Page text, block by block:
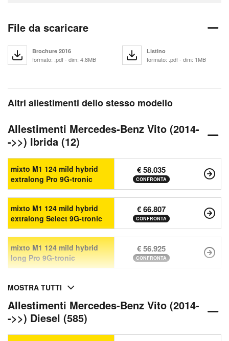
File da scaricare
Brochure 2016
formato: .pdf - dim: 4.8MB
Listino
formato: .pdf - dim: 1MB
Altri allestimenti dello stesso modello
Allestimenti Mercedes-Benz Vito (2014-
->>) Ibrida (12)
mixto M1 124 mild hybrid
extralong Pro 9G-tronic
€ 58.035
CONFRONTA
mixto M1 124 mild hybrid
extralong Select 9G-tronic
€ 66.807
CONFRONTA
mixto M1 124 mild hybrid
long Pro 9G-tronic
€ 56.925
CONFRONTA
MOSTRA TUTTI
Allestimenti Mercedes-Benz Vito (2014-
->>) Diesel (585)